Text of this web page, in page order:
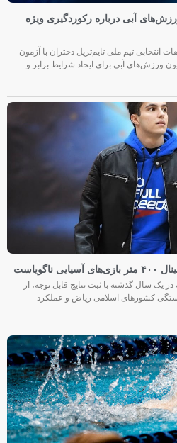
آبی درباره رکوردگیری ویژه
انتخابی تیم ملی تایم‌تریل دختران با آزمون
ورزش‌های آبی برای ایجاد شرایط برابر و
یک سال گذشته با ثبت نتایج قابل توجه، از
کشورهای اسلامی ریاض و عملکرد